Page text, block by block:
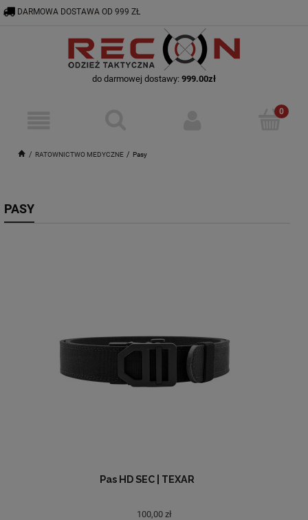
do darmowej dostawy: 999.00zł
RATOWNICTWO MEDYCZNE Pasy
DARMOWA DOSTAWA OD 999 ZŁ
56 644 92 29
RECON@ODZIEZTAKTYCZNA.PL
PASY
Pas HD SEC | TEXAR
100,00 zł